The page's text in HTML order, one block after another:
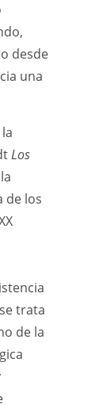
desde
una
Los
de los
trata
de la